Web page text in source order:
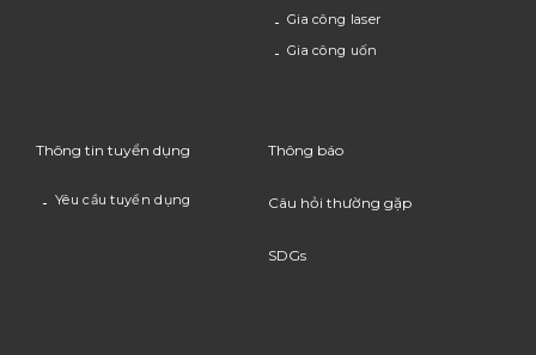
Gia công laser
Gia công uốn
Thông tin tuyển dụng
Yêu cầu tuyển dụng
Thông báo
Câu hỏi thường gặp
SDGs